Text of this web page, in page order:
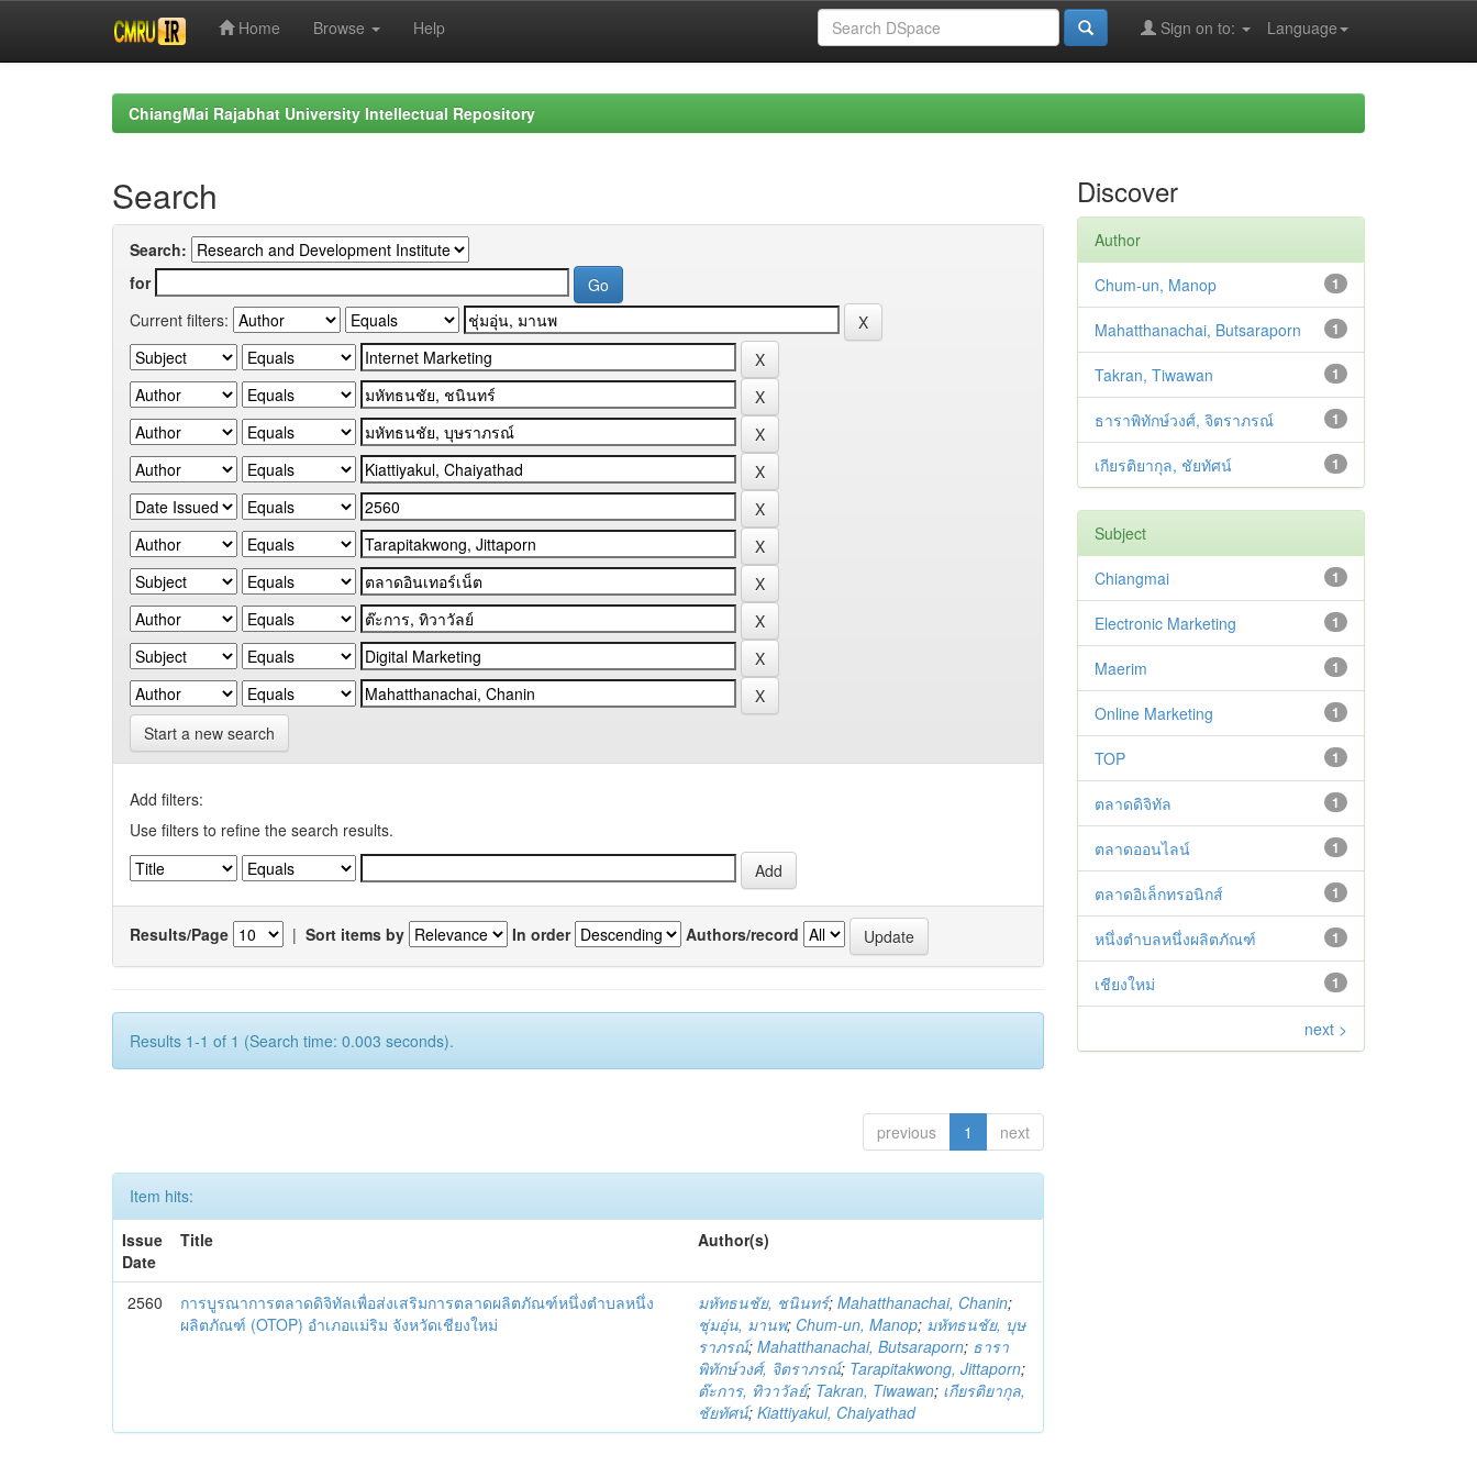
Home Browse Help Language
Sign on to:
ChiangMai Rajabhat University Intellectual Repository
Search
Search:
for
Current filters:
Start a new search
Add filters:
Use filters to refine the search results.
Results/Page | Sort items by In order Authors/record
Results 1-1 of 1 (Search time: 0.003 seconds).
previous 1 next
Item hits:
Issue
Date
Title Author(s)
2560
การบูรณาการตลาดดิจิทัลเพื่อส่งเสริมการตลาดผลิตภัณฑ์หนึ่งตำบลหนึ่ง
ผลิตภัณฑ์ (OTOP) อำเภอแม่ริม จังหวัดเชียงใหม่
มหัทธนชัย, ชนินทร์;Mahatthanachai, Chanin;
ชุ่มอุ่น, มานพ; Chum-un, Manop; มหัทธนชัย, บุษ
ราภรณ์;Mahatthanachai, Butsaraporn; ธารา
พิทักษ์วงศ์, จิตราภรณ์; Tarapitakwong, Jittaporn;
ต๊ะการ, ทิวาวัลย์; Takran, Tiwawan; เกียรติยากุล,
ชัยทัศน์;Kiattiyakul, Chaiyathad
Discover
Author
1
Chum-un, Manop
1
Mahatthanachai, Butsaraporn
1
Takran, Tiwawan
1
ธาราพิทักษ์วงศ์, จิตราภรณ์
1
เกียรติยากุล, ชัยทัศน์
Subject
1
Chiangmai
1
Electronic Marketing
1
Maerim
1
Online Marketing
1
TOP
1
ตลาดดิจิทัล
1
ตลาดออนไลน์
1
ตลาดอิเล็กทรอนิกส์
1
หนึ่งตำบลหนึ่งผลิตภัณฑ์
1
เชียงใหม่
next >